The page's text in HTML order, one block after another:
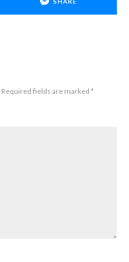
Required fields are marked *